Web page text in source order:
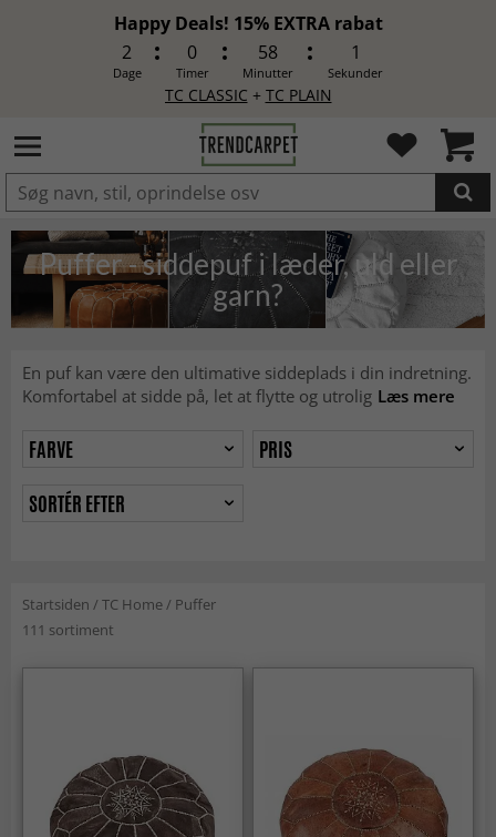
Happy Deals! 15% EXTRA rabat
2
Dage
0
Timer
57
Minutter
60
Sekunder
TC CLASSIC + TC PLAIN
LAGT I INDKØBSKURVEN.
Puffer - siddepuf i læder, uld eller
garn?
En puf kan være den ultimative siddeplads i din indretning.
Komfortabel at sidde på, let at flytte og utrolig Læs mere
FARVE
PRIS
SORTÉR EFTER
Startsiden /TC Home/ Puffer
111 sortiment